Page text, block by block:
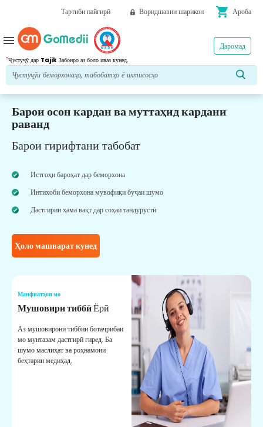
Тартиби пайгирӣ Воридшавии шарикон shopping_cart Ароба
*Ҷустуҷӯ дар Tajik Забонро аз боло иваз кунед.
Даромад
menu
Барои осон кардан ва муттаҳид кардани
раванд
Барои гирифтани табобат
Истгоҳи бароҳат дар беморхона
Интихоби беморхона мувофиқи буҷаи шумо
Дастгирии ҳама вақт дар соҳаи тандурустӣ
Ҳоло машварат кунед
Манфиатҳои мо
Мушовири тиббӣЁрӣ
Аз мушовирони тиббии ботаҷрибаи
мо мунтазам дастгирӣ гиред. Ба
шумо маслиҳат ва роҳнамоии
беҳтарин медиҳад.